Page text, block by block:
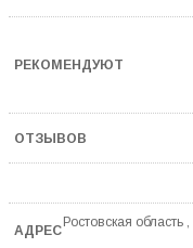
Ростовская область